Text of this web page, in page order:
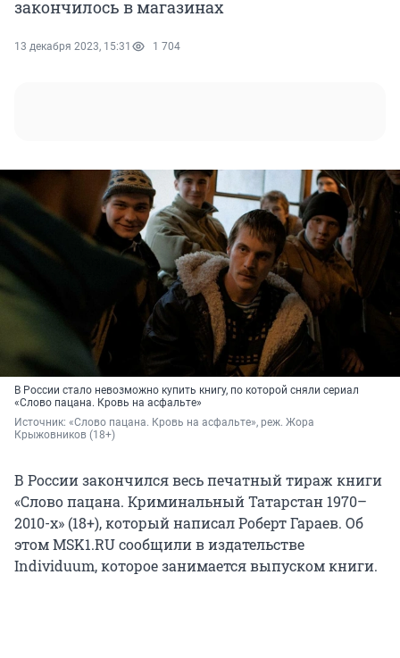
закончилось в магазинах
13 декабря 2023, 15:31 1 704
В России стало невозможно купить книгу, по которой сняли сериал
«Слово пацана. Кровь на асфальте»
Источник: «Слово пацана. Кровь на асфальте», реж. Жора
Крыжовников (18+)
В России закончился весь печатный тираж книги
«Слово пацана. Криминальный Татарстан 1970–
2010-х» (18+), который написал Роберт Гараев. Об
этом MSK1.RU сообщили в издательстве
Individuum, которое занимается выпуском книги.